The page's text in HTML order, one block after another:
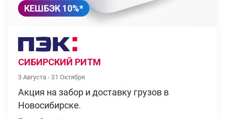
КЕШБЭК 10%*
СИБИРСКИЙ РИТМ
3 Августа - 31 Октября
Акция на забор и доставку грузов в
Новосибирске.